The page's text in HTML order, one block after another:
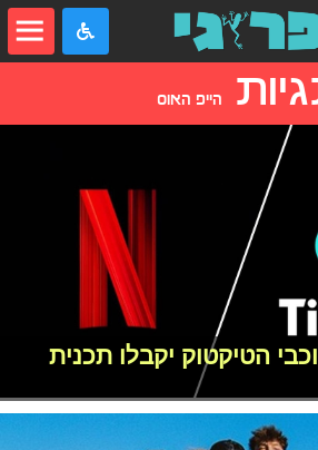
הייפ האוס
הטיקטוק יקבלו תכנית